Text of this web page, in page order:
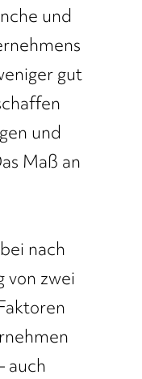
und
gut
und
Maß an
nach
von zwei
auch